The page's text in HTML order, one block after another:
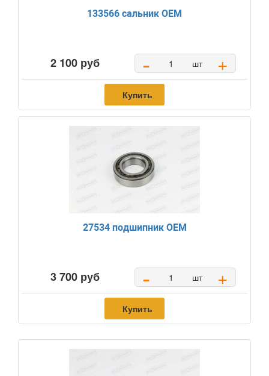
133566 сальник OEM
2 100 руб - шт +
Купить
27534 подшипник OEM
3 700 руб - шт +
Купить